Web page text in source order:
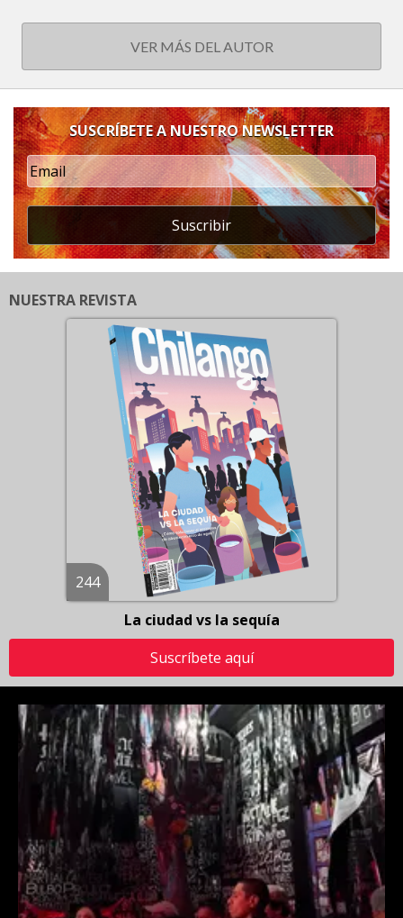
VER MÁS DEL AUTOR
SUSCRÍBETE A NUESTRO NEWSLETTER
Suscribir
NUESTRA REVISTA
244
La ciudad vs la sequía
Suscríbete aquí